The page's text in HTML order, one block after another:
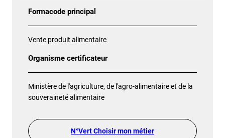
Formacode principal
Vente produit alimentaire
Organisme certificateur
Ministère de l'agriculture, de l'agro-alimentaire et de la
souveraineté alimentaire
N°Vert Choisir mon métier